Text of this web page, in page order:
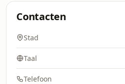
Contacten
Stad
Taal
Telefoon